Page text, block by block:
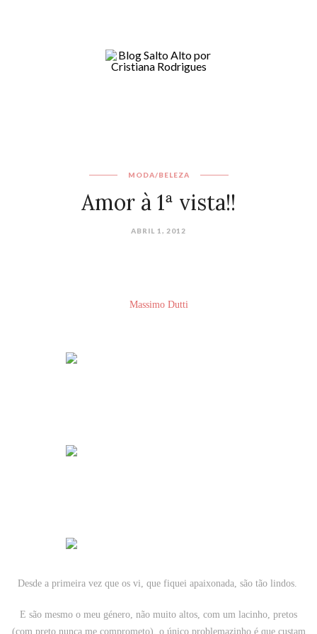
MODA/BELEZA
Amor à 1ª vista!!
ABRIL 1, 2012
Massimo Dutti
Desde a primeira vez que os vi, que fiquei apaixonada, são tão lindos.
E são mesmo o meu género, não muito altos, com um lacinho, pretos
(com preto nunca me comprometo), o único problemazinho é que custam